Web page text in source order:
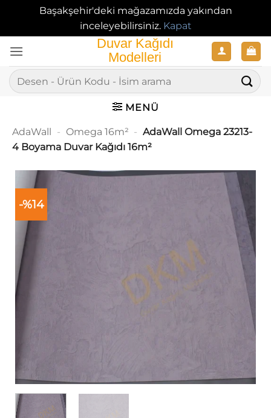
Başakşehir'deki mağazamızda yakından
inceleyebilirsiniz. Kapat
atla
Ara:
MENÜ
AdaWall - Omega 16m² - AdaWall Omega 23213-
4 Boyama Duvar Kağıdı 16m²
-%14